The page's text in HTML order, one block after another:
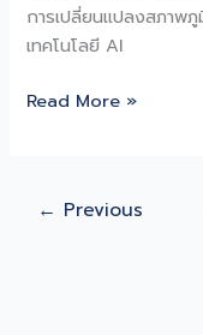
การเปลี่ยนแปลงสภาพ
เทคโนโลยี AI
AI
โฉม
Read More »
← Previous